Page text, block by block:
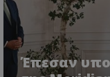
Έπεσαν